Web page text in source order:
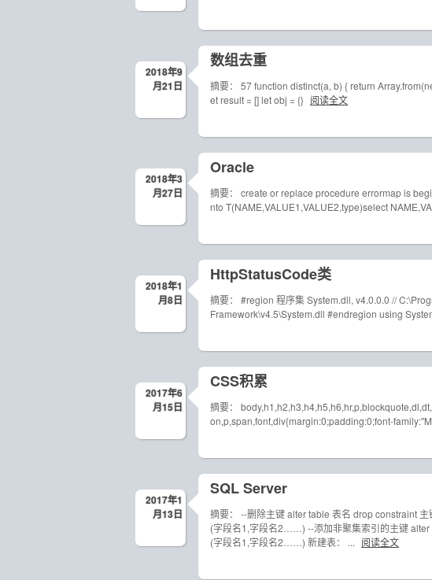
2018年9
月21日
数组去重
摘要： 57 function distinct(a, b) { return
et result = [] let obj = {} 阅读全文
2018年3
月27日
Oracle
摘要： create or replace procedure errormap is
nto T(NAME,VALUE1,VALUE2,type)select
2018年1
月8日
HttpStatusCode类
摘要： #region 程序集 System.dll, v4.0.0.0 //
Framework\v4.5\System.dll #endregion using
2017年6
月15日
CSS积累
摘要：
on,p,span,font,div{margin:0;padding:0;font-
2017年1
月13日
SQL Server
摘要： --删除主键 alter table 表名 drop constraint
(字段名1,字段名2……) --添加非聚集索引的主键
(字段名1,字段名2……) 新建表： ... 阅读全文